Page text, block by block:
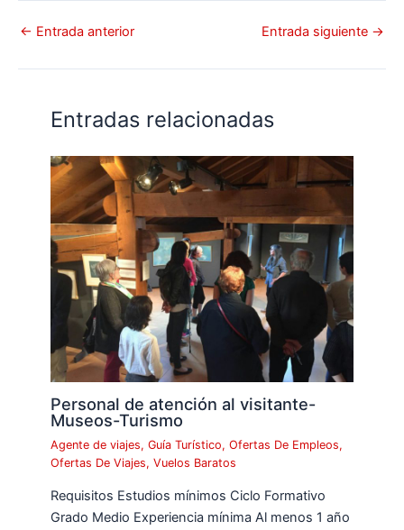
← Entrada anterior Entrada siguiente →
Entradas relacionadas
Personal de atención al visitante-
Museos-Turismo
Agente de viajes,Guía Turístico,Ofertas De Empleos,
Ofertas De Viajes,Vuelos Baratos
Requisitos Estudios mínimos Ciclo Formativo
Grado Medio Experiencia mínima Al menos 1 año